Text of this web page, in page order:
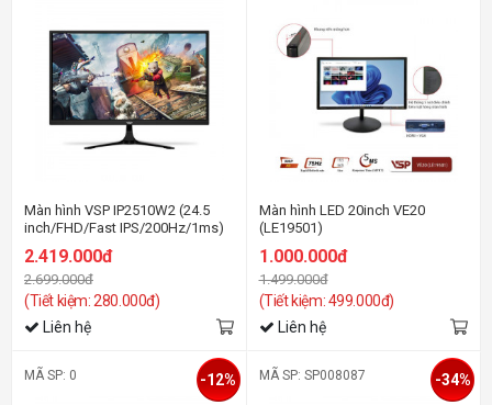
Màn hình VSP IP2510W2 (24.5
inch/FHD/Fast IPS/200Hz/1ms)
2.419.000đ
2.699.000đ
(Tiết kiệm: 280.000đ)
Liên hệ
Màn hình LED 20inch VE20
(LE19501)
1.000.000đ
1.499.000đ
(Tiết kiệm: 499.000đ)
Liên hệ
MÃ SP: 0 -12% MÃ SP: SP008087 -34%